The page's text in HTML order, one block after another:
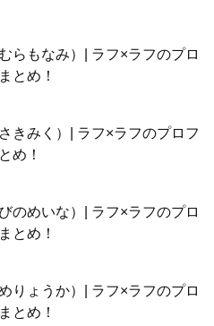
らもなみ）| ラフ×ラフのプロ
とめ！
きみく）| ラフ×ラフのプロフ
め！
のめいな）| ラフ×ラフのプロ
とめ！
りょうか）| ラフ×ラフのプロ
とめ！